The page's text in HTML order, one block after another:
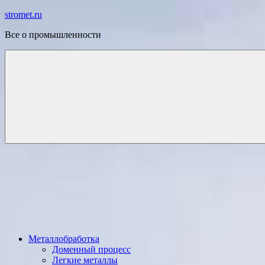
Перейти
содержимому
stromet.ru
Все о промышленности
Металлобработка
Доменный процесс
Легкие металлы